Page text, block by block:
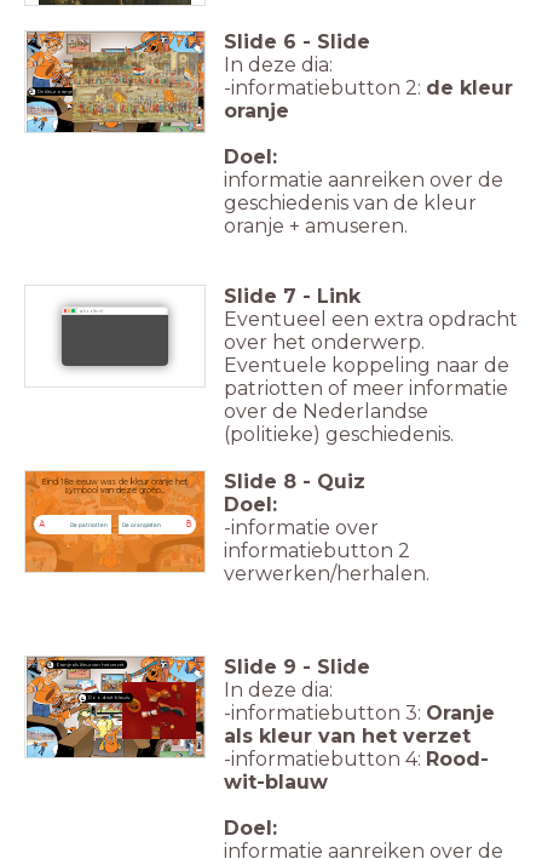
De kleur oranje
2.
Slide 6 - Slide
In deze dia:
-informatiebutton 2: de kleur
oranje
Doel:
informatie aanreiken over de
geschiedenis van de kleur
oranje + amuseren.
schooltv.nl
Slide 7 - Link
Eventueel een extra opdracht
over het onderwerp.
Eventuele koppeling naar de
patriotten of meer informatie
over de Nederlandse
(politieke) geschiedenis.
Eind 18e eeuw was de kleur oranje het
symbool van deze groep...
A De patriotten B
De orangisten
Slide 8 - Quiz
Doel:
-informatie over
informatiebutton 2
verwerken/herhalen.
Oranje als kleur van het verzet
3.
Rood-wit-blauw
4.
Slide 9 - Slide
In deze dia:
-informatiebutton 3: Oranje
als kleur van het verzet
-informatiebutton 4: Rood-
wit-blauw
Doel:
informatie aanreiken over de